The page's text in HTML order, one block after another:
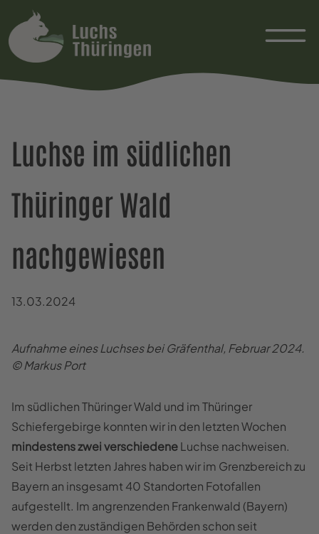
Luchse im südlichen
Thüringer Wald
nachgewiesen
13.03.2024
Aufnahme eines Luchses bei Gräfenthal, Februar 2024.
© Markus Port
Im südlichen Thüringer Wald und im Thüringer
Schiefergebirge konnten wir in den letzten Wochen
mindestens zwei verschiedeneLuchse nachweisen.
Seit Herbst letzten Jahres haben wir im Grenzbereich zu
Bayern an insgesamt 40 Standorten Fotofallen
aufgestellt. Im angrenzenden Frankenwald (Bayern)
werden den zuständigen Behörden schon seit